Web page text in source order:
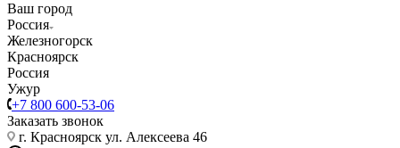
Ваш город
Россия
Железногорск
Красноярск
Россия
Ужур
+7 800 600-53-06
Заказать звонок
г. Красноярск ул. Алексеева 46